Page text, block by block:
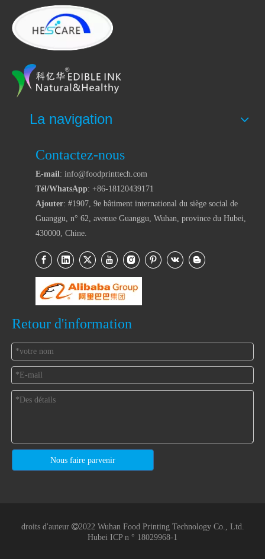
La navigation
Contactez-nous
E-mail: info@foodprinttech.com
Tél/WhatsApp: +86-18120439171
Ajouter: #1907, 9e bâtiment international du siège social de
Guanggu, n° 62, avenue Guanggu, Wuhan, province du Hubei,
430000, Chine.
Retour d'information
Nous faire parvenir
droits d'auteur 2022 Wuhan Food Printing Technology Co., Ltd.
Hubei ICP n ° 18029968-1